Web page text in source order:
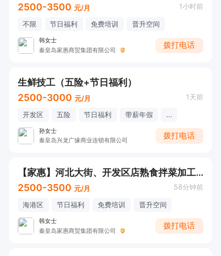
2500-3500 元/月 1小时前
不限 节日福利 免费培训 晋升空间
韩女士
秦皇岛家惠商贸集团有限公司
拨打电话
生鲜技工（五险+节日福利）
2500-3000 元/月 1天前
开发区 五险 节日福利 带薪年假 ...
孙女士
秦皇岛兴龙广缘商业连锁有限公司
拨打电话
【家惠】河北大街、开发区店熟食拌菜加工员
2500-3500 元/月 58分钟前
海港区 节日福利 免费培训 晋升空间
韩女士
秦皇岛家惠商贸集团有限公司
拨打电话